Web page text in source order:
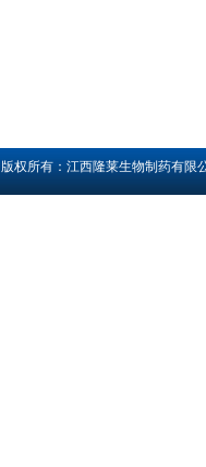
版权所有：江西隆莱生物制药有